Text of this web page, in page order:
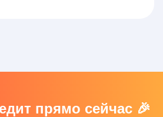
прямо сейчас 🎉